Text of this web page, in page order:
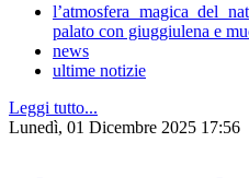
l’atmosfera magica del
palato con giuggiulena e
news
ultime notizie
Leggi tutto...
Lunedì, 01 Dicembre 2025 17:56